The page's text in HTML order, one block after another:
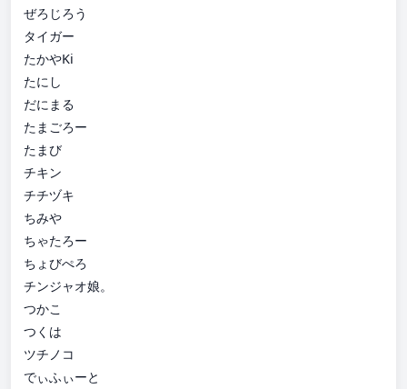
ぜろじろう
タイガー
たかやKi
たにし
だにまる
たまごろー
たまび
チキン
チチヅキ
ちみや
ちゃたろー
ちょびぺろ
チンジャオ娘。
つかこ
つくは
ツチノコ
でぃふぃーと